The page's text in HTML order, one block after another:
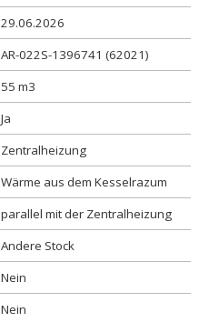
29.06.2026
AR-022S-1396741 (62021)
55 m3
Ja
Zentralheizung
Wärme aus dem Kesselrazum
parallel mit der Zentralheizung
Andere Stock
Nein
Nein